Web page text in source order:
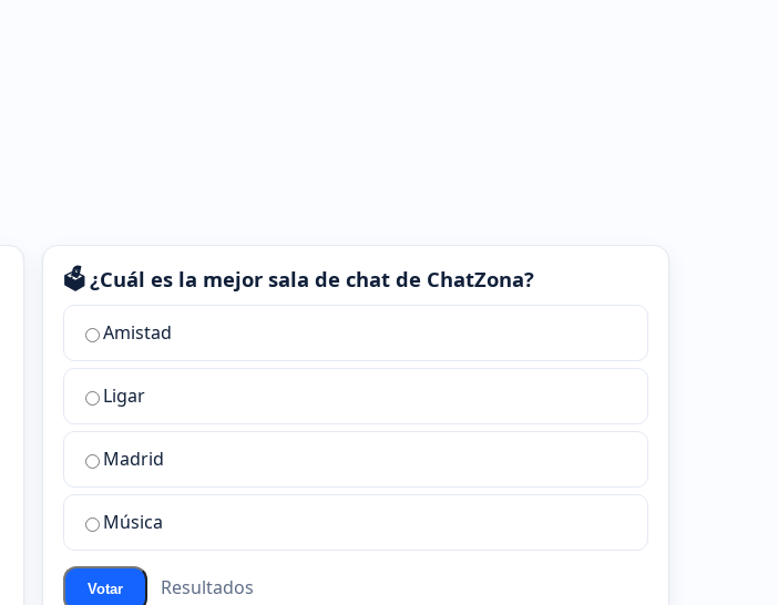
🗳️ ¿Cuál es la mejor sala de chat de ChatZona?
¿Cuál
la
mejor
sala
chat
ChatZona?
Amistad
Ligar
Madrid
Música
Votar Resultados